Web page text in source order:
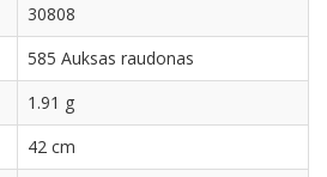
30808
585 Auksas raudonas
1.91 g
42 cm